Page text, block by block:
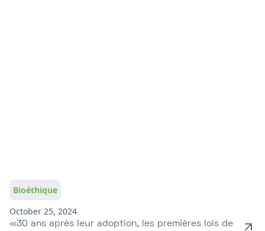
Bioéthique
October 25, 2024
«30 ans après leur adoption, les premières lois de